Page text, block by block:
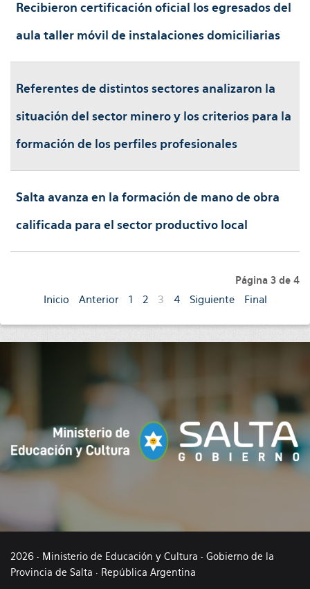
Recibieron certificación oficial los egresados del
aula taller móvil de instalaciones domiciliarias
Referentes de distintos sectores analizaron la
situación del sector minero y los criterios para la
formación de los perfiles profesionales
Salta avanza en la formación de mano de obra
calificada para el sector productivo local
Página 3 de 4
Inicio Anterior 1 2 3 4 Siguiente Final
2026 · Ministerio de Educación y Cultura · Gobierno de la
Provincia de Salta · República Argentina